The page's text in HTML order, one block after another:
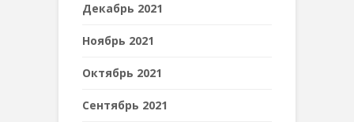
Декабрь 2021
Ноябрь 2021
Октябрь 2021
Сентябрь 2021